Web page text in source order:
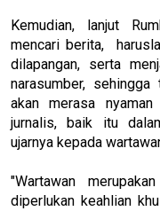
Kemudian, lanjut
mencari berita,
dilapangan, serta
narasumber, sehingga
akan merasa
jurnalis, baik itu
ujarnya kepada
"Wartawan
diperlukan keahlian